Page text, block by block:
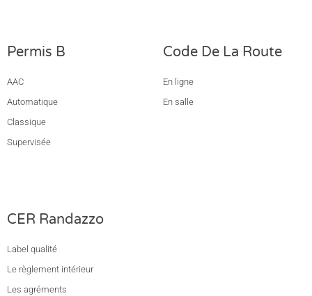
Permis B
AAC
Automatique
Classique
Supervisée
Code De La Route
En ligne
En salle
CER Randazzo
Label qualité
Le règlement intérieur
Les agréments